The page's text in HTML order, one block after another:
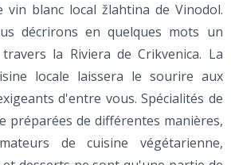
vin blanc local žlahtina de Vinodol.
décrirons en quelques mots un
la Riviera de Crikvenica. La
locale laissera le sourire aux
d'entre vous. Spécialités de
préparées de différentes manières,
de cuisine végétarienne,